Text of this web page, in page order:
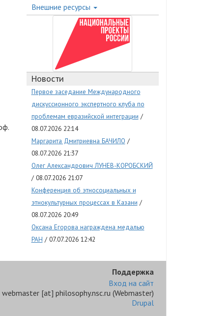
Внешние ресурсы
Новости
Первое заседание Международного
дискуссионного экспертного клуба по
проблемам евразийской интеграции
08.07.2026 22:14
Маргарита Дмитриевна БАЧИЛО
08.07.2026 21:37
Олег Александрович ЛУНЕВ-КОРОБСКИЙ
08.07.2026 21:07
Конференция об этносоциальных и
этнокультурных процессах в Казани
08.07.2026 20:49
Оксана Егорова награждена медалью
РАН
07.07.2026 12:42
Поддержка
Вход на сайт
webmaster [at] philosophy.nsc.ru (Webmaster)
Drupal